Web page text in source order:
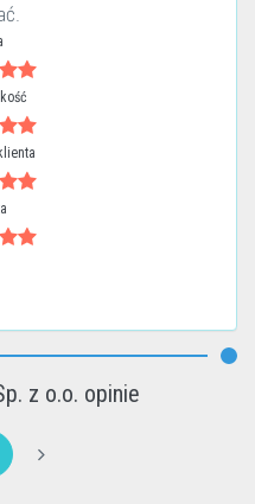
z o.o. opinie